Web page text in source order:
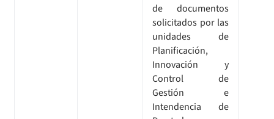
de documentos
solicitados por las
unidades de
Planificación,
Innovación y
Control de
Gestión e
Intendencia de